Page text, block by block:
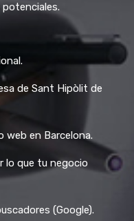
de Sant Hipòlit de
web en Barcelona.
lo que tu negocio
(Google).